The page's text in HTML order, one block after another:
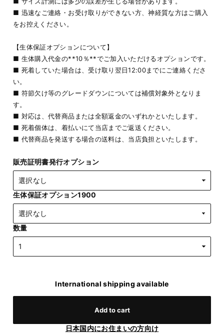
■ 迅速なご連絡・お受け取りができない方、神経質な方はご購入
をお控えください。
【生体保証オプションについて】
■ 生体購入代金の**10％**でご加入いただけるオプションです。
■ 死着していた場合は、受け取り翌日12:00までにご連絡くださ
い。
■ 符節欠け等のグレードダウンについては補償対象外となりま
す。
■ 対応は、代替商品または全額返金のいずれかといたします。
■ 死着個体は、着払いにて当店までご返送ください。
■ 代替商品を発送する場合の送料は、当店負担といたします。
販売証明書発行オプション
生体保証オプション1900
数量
International shipping available
Add to cart
日本国内にお住まいの方向け